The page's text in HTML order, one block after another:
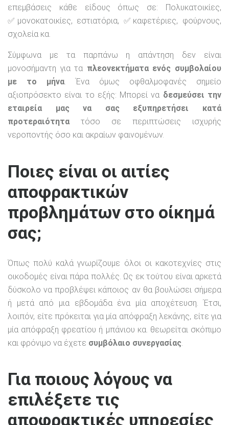
επεμβάσεις κάθε είδους όπως σε: Πολυκατοικίες,
✅μονοκατοικίες, εστιατόρια, ✅καφετέριες, φούρνους,
σχολεία κα.
Σύμφωνα με τα παρπάνω η απάντηση δεν είναι
μονοσήμαντη για τα πλεονεκτήματα ενός συμβολαίου
με το μήνα. Ένα όμως οφθαλμοφανές σημείο
αξιοπρόσεκτο είναι το εξής: Μπορεί να δεσμεύσει την
εταιρεία μας να σας εξυπηρετήσει κατά
προτεραιότητα τόσο σε περιπτώσεις ισχυρής
νεροποντής όσο και ακραίων φαινομένων.
Ποιες είναι οι αιτίες
αποφρακτικών
προβλημάτων στο οίκημά
σας;
Όπως πολύ καλά γνωρίζουμε όλοι οι κακοτεχνίες στις
οικοδομές είναι πάρα πολλές. Ως εκ τούτου είναι αρκετά
δύσκολο να προβλέψει κάποιος αν θα βουλώσει σήμερα
ή μετά από μια εβδομάδα ένα μία αποχέτευση. Έτσι,
λοιπόν, είτε πρόκειται για μία απόφραξη λεκάνης, είτε για
μία απόφραξη φρεατίου ή μπάνιου κα. θεωρείται σκόπιμο
και φρόνιμο να έχετε συμβόλαιο συνεργασίας.
Για ποιους λόγους να
επιλέξετε τις
αποφρακτικές υπηρεσίες